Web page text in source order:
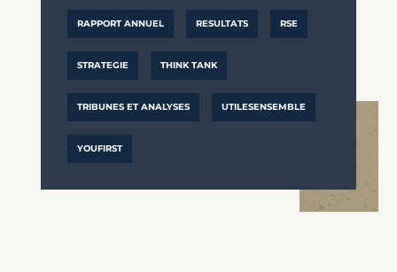
RAPPORT ANNUEL RESULTATS RSE
STRATEGIE THINK TANK
TRIBUNES ET ANALYSES UTILESENSEMBLE
YOUFIRST